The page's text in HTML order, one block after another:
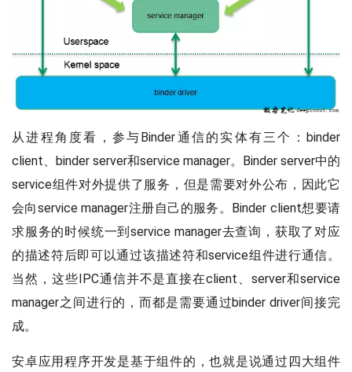
从进程角度看，参与Binder通信的实体有三个：binder
client、binder server和service manager。Binder server中的
service组件对外提供了服务，但是需要对外公布，因此它
会向service manager注册自己的服务。Binder client想要请
求服务的时候统一到service manager去查询，获取了对应
的描述符后即可以通过该描述符和service组件进行通信。
当然，这些IPC通信并不是直接在client、server和service
manager之间进行的，而都是需要通过binder driver间接完
成。
安卓应用程序开发是基于组件的，也就是说通过四大组件